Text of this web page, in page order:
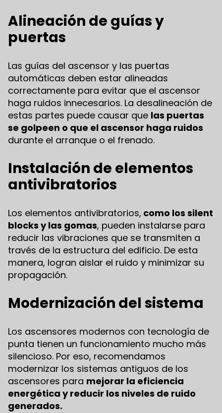
Alineación de guías y
puertas
Las guías del ascensor y las puertas
automáticas deben estar alineadas
correctamente para evitar que el ascensor
haga ruidos innecesarios. La desalineación de
estas partes puede causar que las puertas
se golpeen o que el ascensor haga ruidos
durante el arranque o el frenado.
Instalación de elementos
antivibratorios
Los elementos antivibratorios, como los silent
blocks y las gomas, pueden instalarse para
reducir las vibraciones que se transmiten a
través de la estructura del edificio. De esta
manera, logran aislar el ruido y minimizar su
propagación.
Modernización del sistema
Los ascensores modernos con tecnología de
punta tienen un funcionamiento mucho más
silencioso. Por eso, recomendamos
modernizar los sistemas antiguos de los
ascensores para mejorar la eficiencia
energética y reducir los niveles de ruido
generados.